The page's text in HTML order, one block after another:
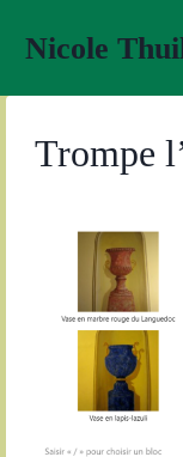
contenu
Nicole
Trompe